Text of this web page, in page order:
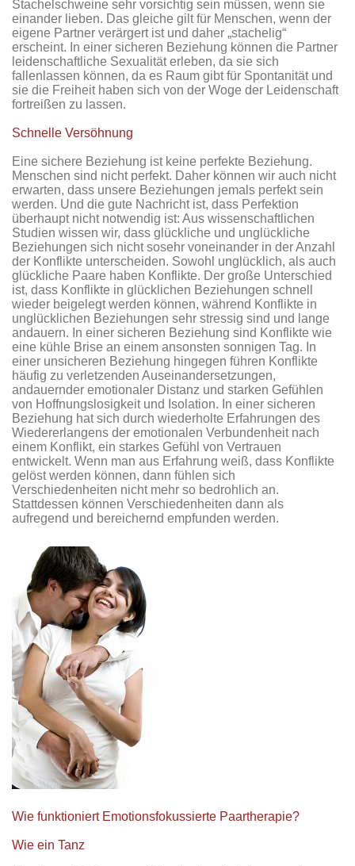
Stachelschweine sehr vorsichtig sein müssen, wenn sie
einander lieben. Das gleiche gilt für Menschen, wenn der
eigene Partner verärgert ist und daher „stachelig“
erscheint. In einer sicheren Beziehung können die Partner
leidenschaftliche Sexualität erleben, da sie sich
fallenlassen können, da es Raum gibt für Spontanität und
sie die Freiheit haben sich von der Woge der Leidenschaft
fortreißen zu lassen.
Schnelle Versöhnung
Eine sichere Beziehung ist keine perfekte Beziehung.
Menschen sind nicht perfekt. Daher können wir auch nicht
erwarten, dass unsere Beziehungen jemals perfekt sein
werden. Und die gute Nachricht ist, dass Perfektion
überhaupt nicht notwendig ist: Aus wissenschaftlichen
Studien wissen wir, dass glückliche und unglückliche
Beziehungen sich nicht sosehr voneinander in der Anzahl
der Konflikte unterscheiden. Sowohl unglücklich, als auch
glückliche Paare haben Konflikte. Der große Unterschied
ist, dass Konflikte in glücklichen Beziehungen schnell
wieder beigelegt werden können, während Konflikte in
unglücklichen Beziehungen sehr stressig sind und lange
andauern. In einer sicheren Beziehung sind Konflikte wie
eine kühle Brise an einem ansonsten sonnigen Tag. In
einer unsicheren Beziehung hingegen führen Konflikte
häufig zu verletzenden Auseinandersetzungen,
andauernder emotionaler Distanz und starken Gefühlen
von Hoffnungslosigkeit und Isolation. In einer sicheren
Beziehung hat sich durch wiederholte Erfahrungen des
Wiedererlangens der emotionalen Verbundenheit nach
einem Konflikt, ein starkes Gefühl von Vertrauen
entwickelt. Wenn man aus Erfahrung weiß, dass Konflikte
gelöst werden können, dann fühlen sich
Verschiedenheiten nicht mehr so bedrohlich an.
Stattdessen können Verschiedenheiten dann als
aufregend und bereichernd empfunden werden.
Wie funktioniert Emotionsfokussierte Paartherapie?
Wie ein Tanz